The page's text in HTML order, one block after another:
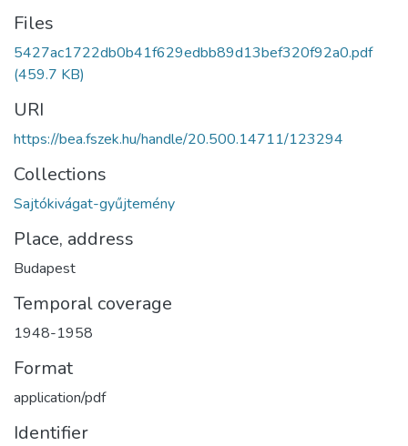
Files
5427ac1722db0b41f629edbb89d13bef320f92a0.pdf
(459.7 KB)
URI
https://bea.fszek.hu/handle/20.500.14711/123294
Collections
Sajtókivágat-gyűjtemény
Place, address
Budapest
Temporal coverage
1948-1958
Format
application/pdf
Identifier